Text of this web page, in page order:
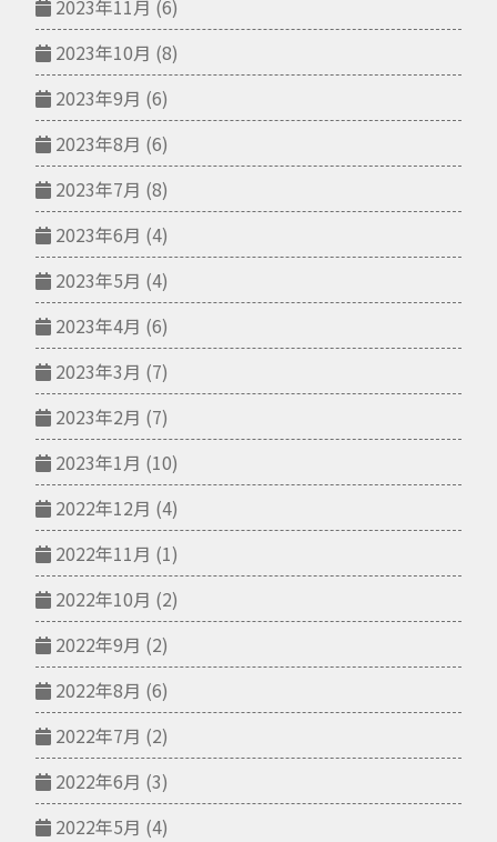
2023年11月 (6)
2023年10月 (8)
2023年9月 (6)
2023年8月 (6)
2023年7月 (8)
2023年6月 (4)
2023年5月 (4)
2023年4月 (6)
2023年3月 (7)
2023年2月 (7)
2023年1月 (10)
2022年12月 (4)
2022年11月 (1)
2022年10月 (2)
2022年9月 (2)
2022年8月 (6)
2022年7月 (2)
2022年6月 (3)
2022年5月 (4)